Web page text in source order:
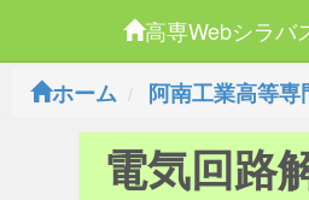
高専Webシラバ
ホーム
阿南工業高等専
電気回路